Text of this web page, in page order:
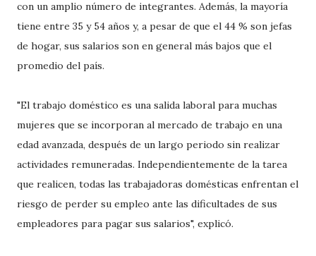
con un amplio número de integrantes. Además, la mayoría
tiene entre 35 y 54 años y, a pesar de que el 44 % son jefas
de hogar, sus salarios son en general más bajos que el
promedio del país.
"El trabajo doméstico es una salida laboral para muchas
mujeres que se incorporan al mercado de trabajo en una
edad avanzada, después de un largo periodo sin realizar
actividades remuneradas. Independientemente de la tarea
que realicen, todas las trabajadoras domésticas enfrentan el
riesgo de perder su empleo ante las dificultades de sus
empleadores para pagar sus salarios", explicó.